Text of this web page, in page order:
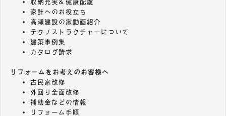
家計へのお役立ち
高瀬建設の家動画紹介
テクノストラクチャーについて
建築事例集
カタログ請求
リフォームをお考えのお客様へ
古民家改修
外回り全面改修
補助金などの情報
リフォーム手順